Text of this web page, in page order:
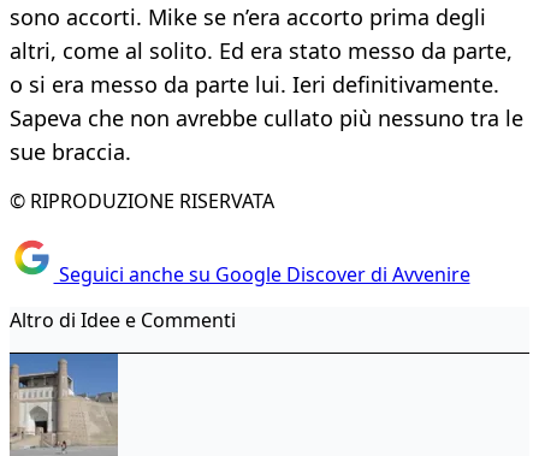
sono accorti. Mike se n’era accorto prima degli
altri, come al solito. Ed era stato messo da parte,
o si era messo da parte lui. Ieri definitivamente.
Sapeva che non avrebbe cullato più nessuno tra le
sue braccia.
© RIPRODUZIONE RISERVATA
Seguici anche su Google Discover di Avvenire
Altro di Idee e Commenti